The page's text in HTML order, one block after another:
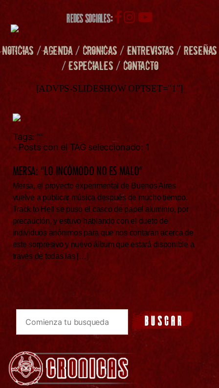
REDES SOCIALES:
NOTICIAS /AGENDA/ CRONICAS/ENTREVISTAS/RESEÑAS
/ESPECIALES/ CONTACTO
[ADVPS-SLIDESHOW OPTSET="1"]
Tags: ""
- Posts con el TAG seleccionado: 1
MERSA: “LO INCÓMODO NO ES MALO”
Mersa, el proyecto experimental de Buenos Aires
vuelve a publicar música después de mucho tiempo.
Track to Hell se puso el casco de papel aluminio, por
precaución, y estuvo hablando con el dueto de
individuos anónimos para que nos contaran acerca de
este sorpresivo y nuevo álbum que estará disponible a
través de todas las […]